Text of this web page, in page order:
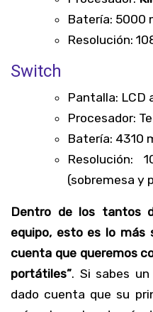
Batería: 5000
Resolución:
Switch
Pantalla: LCD
Procesador:
Batería: 4310
Resolución:
(sobremesa y
Dentro de los tantos
equipo, esto es lo más
cuenta que queremos
portátiles”. Si sabes
dado cuenta que su